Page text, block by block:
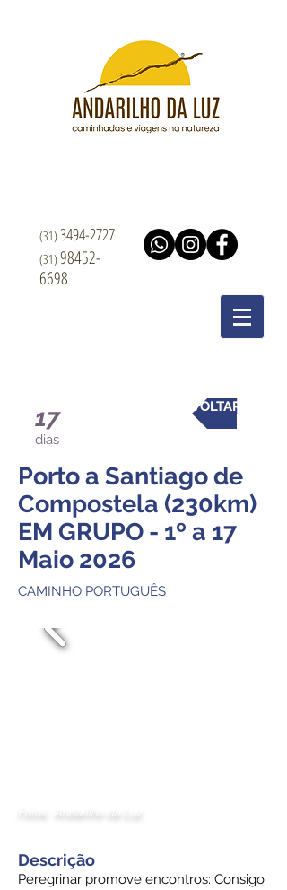
(31)3494-2727
(31)98452-
6698
17
dias
VOLTAR
Porto a Santiagode
Compostela (230km)
EM GRUPO - 1º a 17
Maio 2026
CAMINHO PORTUGUÊS
Fotos: Andarilho da Luz
Descrição
Peregrinar promove encontros: Consigo